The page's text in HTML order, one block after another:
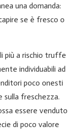
una domanda:
se è fresco o
più a rischio truffe
individuabili ad
poco onesti
sulla freschezza.
essere venduto
di poco valore